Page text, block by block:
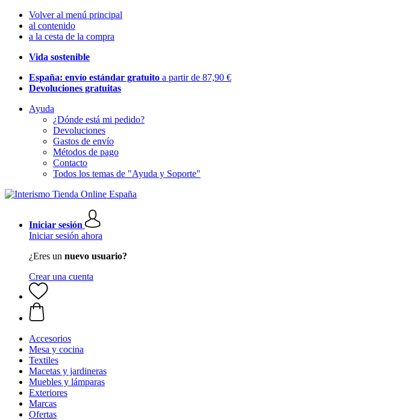
Volver al menú principal
al contenido
a la cesta de la compra
Vida sostenible
España: envío estándar gratuito a partir de 87,90 €
Devoluciones gratuitas
Ayuda
¿Dónde está mi pedido?
Devoluciones
Gastos de envío
Métodos de pago
Contacto
Todos los temas de "Ayuda y Soporte"
Iniciar sesión
Iniciar sesión ahora
¿Eres un nuevo usuario?
Crear una cuenta
Accesorios
Mesa y cocina
Textiles
Macetas y jardineras
Muebles y lámparas
Exteriores
Marcas
Ofertas